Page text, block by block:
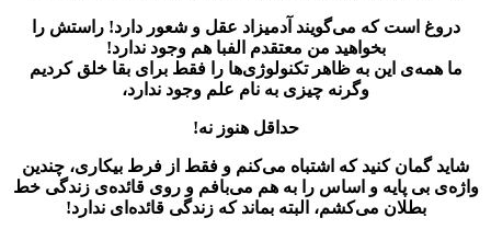
دروغ است که می‌گویند آدمیزاد عقل و شعور دارد! راستش را
بخواهید من معتقدم الفبا هم وجود ندارد!
ما همه‌ی این به ظاهر تکنولوژی‌ها را فقط برای بقا خلق کردیم
وگرنه چیزی به نام علم وجود ندارد،
حداقل هنوز نه!
شاید گمان کنید که اشتباه می‌کنم و فقط از فرط بیکاری، چندین
واژه‌ی بی پایه و اساس را به هم می‌بافم و روی قائده‌ی زندگی خط
بطلان می‌کشم، البته بماند که زندگی قائده‌ای ندارد!